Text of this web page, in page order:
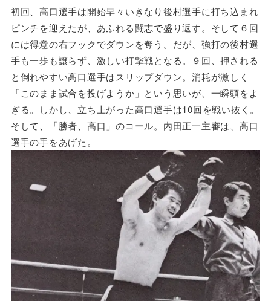
初回、高口選手は開始早々いきなり後村選手に打ち込まれ
ピンチを迎えたが、あふれる闘志で盛り返す。そして６回
には得意の右フックでダウンを奪う。だが、強打の後村選
手も一歩も譲らず、激しい打撃戦となる。９回、押される
と倒れやすい高口選手はスリップダウン。消耗が激しく
「このまま試合を投げようか」という思いが、一瞬頭をよ
ぎる。しかし、立ち上がった高口選手は10回を戦い抜く。
そして、「勝者、高口」のコール。内田正一主審は、高口
選手の手をあげた。